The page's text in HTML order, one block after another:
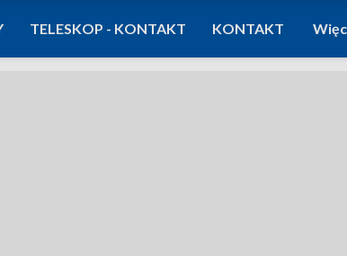
TELESKOP - KONTAKT KONTAKT